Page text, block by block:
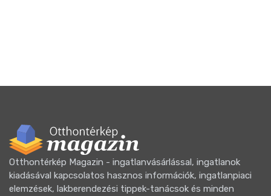
Otthontérkép Magazin - ingatlanvásárlással, ingatlanok
kiadásával kapcsolatos hasznos információk, ingatlanpiaci
elemzések, lakberendezési tippek-tanácsok és minden